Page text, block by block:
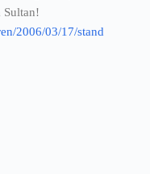
2006/03/17/stand